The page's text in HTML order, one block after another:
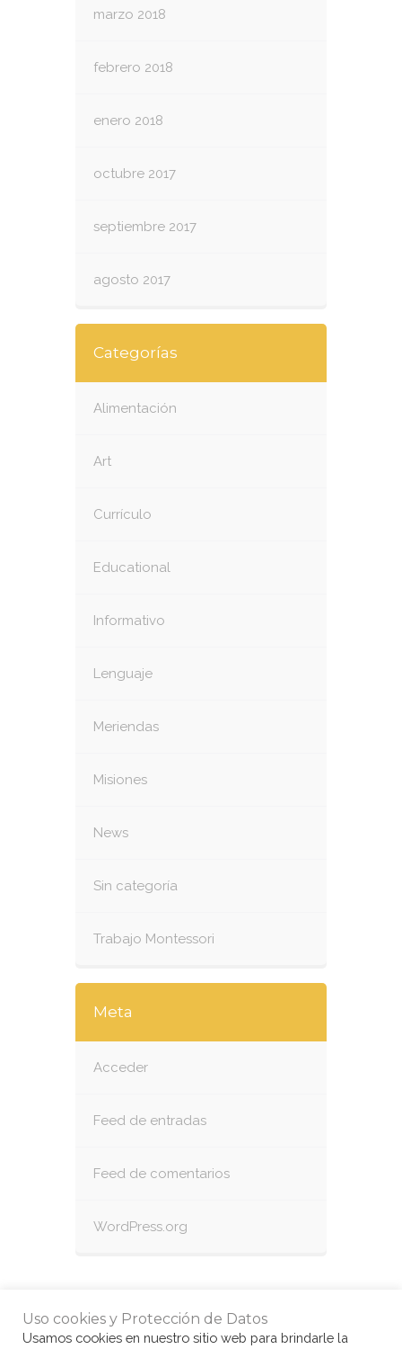
marzo 2018
febrero 2018
enero 2018
octubre 2017
septiembre 2017
agosto 2017
Categorías
Alimentación
Art
Currículo
Educational
Informativo
Lenguaje
Meriendas
Misiones
News
Sin categoría
Trabajo Montessori
Meta
Acceder
Feed de entradas
Feed de comentarios
WordPress.org
Uso cookies y Protección de Datos
Usamos cookies en nuestro sitio web para brindarle la